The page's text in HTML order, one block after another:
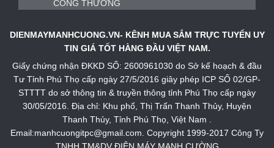
DIENMAYMANHCUONG.VN- KÊNH MUA SẮM TRỰC TUYẾN UY
TIN GIÁ TỐT HÀNG ĐẦU VIỆT NAM.
Giấy chứng nhận ĐKKD SỐ: 2600961030 do Sở kế hoạch & đầu
Tư Tỉnh Phú Thọ cấp ngày 27/5/2016 giây phép ICP SỐ 02/GP-
STTTT do sở thông tin & truyền thông tỉnh Phú Thọ cấp ngày
30/05/2016. Địa chỉ: Khu phố, Thị Trấn Thanh Thủy, Huyện
Thanh Thủy, Tỉnh Phú Thọ, Việt Nam .
Email:manhcuongitpc@gmail.com. Copyright 1999-2017 Công Ty